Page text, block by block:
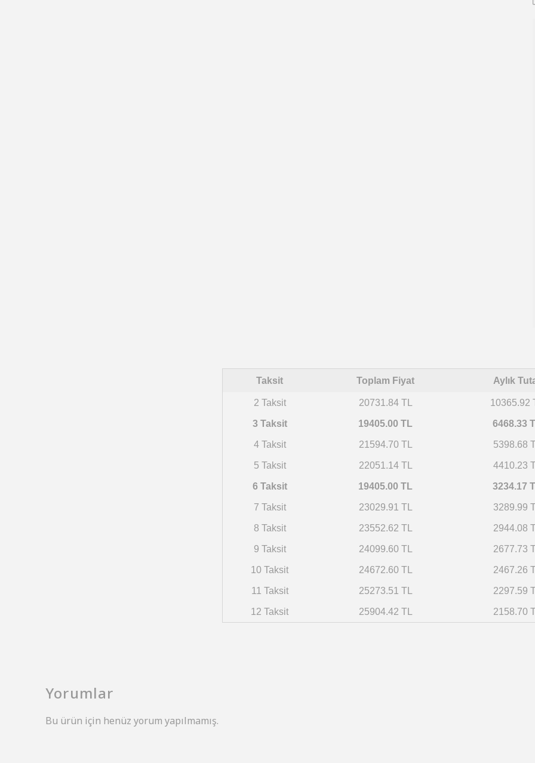
Taksit Toplam Fiyat Aylık
2 Taksit 20731.84 TL 10365.92
3 Taksit 19405.00 TL 6468.33
4 Taksit 21594.70 TL 5398.68
5 Taksit 22051.14 TL 4410.23
6 Taksit 19405.00 TL 3234.17
7 Taksit 23029.91 TL 3289.99
8 Taksit 23552.62 TL 2944.08
9 Taksit 24099.60 TL 2677.73
10 Taksit 24672.60 TL 2467.26
11 Taksit 25273.51 TL 2297.59
12 Taksit 25904.42 TL 2158.70
Yorumlar
Bu ürün için henüz yorum yapılmamış.